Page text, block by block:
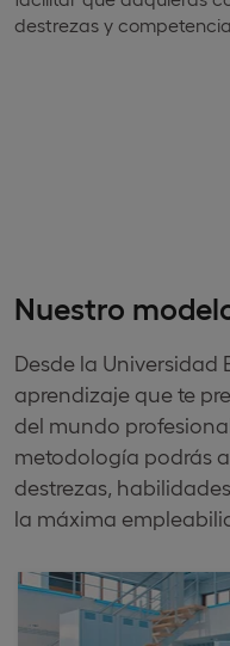
destrezas y
Nuestro
Desde la Universidad
aprendizaje que te
del mundo
metodología podrás
destrezas,
la máxima